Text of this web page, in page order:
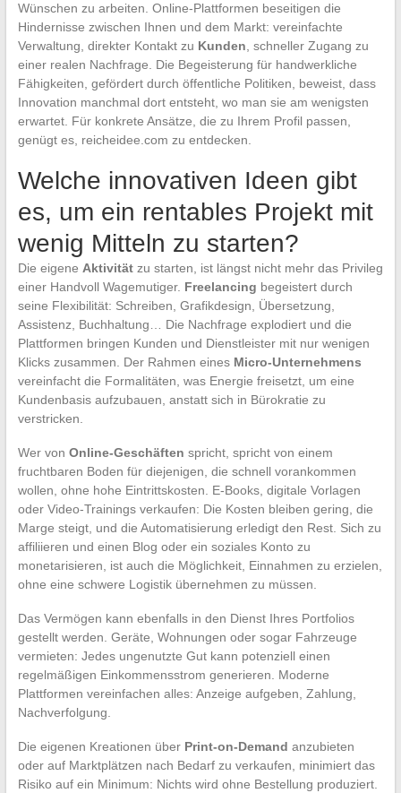
Wünschen zu arbeiten. Online-Plattformen beseitigen die
Hindernisse zwischen Ihnen und dem Markt: vereinfachte
Verwaltung, direkter Kontakt zu Kunden , schneller Zugang zu
einer realen Nachfrage. Die Begeisterung für handwerkliche
Fähigkeiten, gefördert durch öffentliche Politiken, beweist, dass
Innovation manchmal dort entsteht, wo man sie am wenigsten
erwartet. Für konkrete Ansätze, die zu Ihrem Profil passen,
genügt es, reicheidee.com zu entdecken.
Welche innovativen Ideen gibt
es, um ein rentables Projekt mit
wenig Mitteln zu starten?
Die eigene Aktivitätzu starten, ist längst nicht mehr das Privileg
einer Handvoll Wagemutiger. Freelancing begeistert durch
seine Flexibilität: Schreiben, Grafikdesign, Übersetzung,
Assistenz, Buchhaltung… Die Nachfrage explodiert und die
Plattformen bringen Kunden und Dienstleister mit nur wenigen
Klicks zusammen. Der Rahmen eines Micro-Unternehmens
vereinfacht die Formalitäten, was Energie freisetzt, um eine
Kundenbasis aufzubauen, anstatt sich in Bürokratie zu
verstricken.
Wer von Online-Geschäften spricht, spricht von einem
fruchtbaren Boden für diejenigen, die schnell vorankommen
wollen, ohne hohe Eintrittskosten. E-Books, digitale Vorlagen
oder Video-Trainings verkaufen: Die Kosten bleiben gering, die
Marge steigt, und die Automatisierung erledigt den Rest. Sich zu
affiliieren und einen Blog oder ein soziales Konto zu
monetarisieren, ist auch die Möglichkeit, Einnahmen zu erzielen,
ohne eine schwere Logistik übernehmen zu müssen.
Das Vermögen kann ebenfalls in den Dienst Ihres Portfolios
gestellt werden. Geräte, Wohnungen oder sogar Fahrzeuge
vermieten: Jedes ungenutzte Gut kann potenziell einen
regelmäßigen Einkommensstrom generieren. Moderne
Plattformen vereinfachen alles: Anzeige aufgeben, Zahlung,
Nachverfolgung.
Die eigenen Kreationen über Print-on-Demand anzubieten
oder auf Marktplätzen nach Bedarf zu verkaufen, minimiert das
Risiko auf ein Minimum: Nichts wird ohne Bestellung produziert.